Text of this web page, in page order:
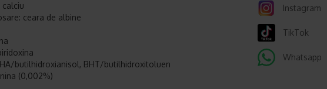
ceara de albine
butilhidroxianisol, BHT/butilhidroxitoluen
(0,002%)
Instagram
TikTok
Whatsapp